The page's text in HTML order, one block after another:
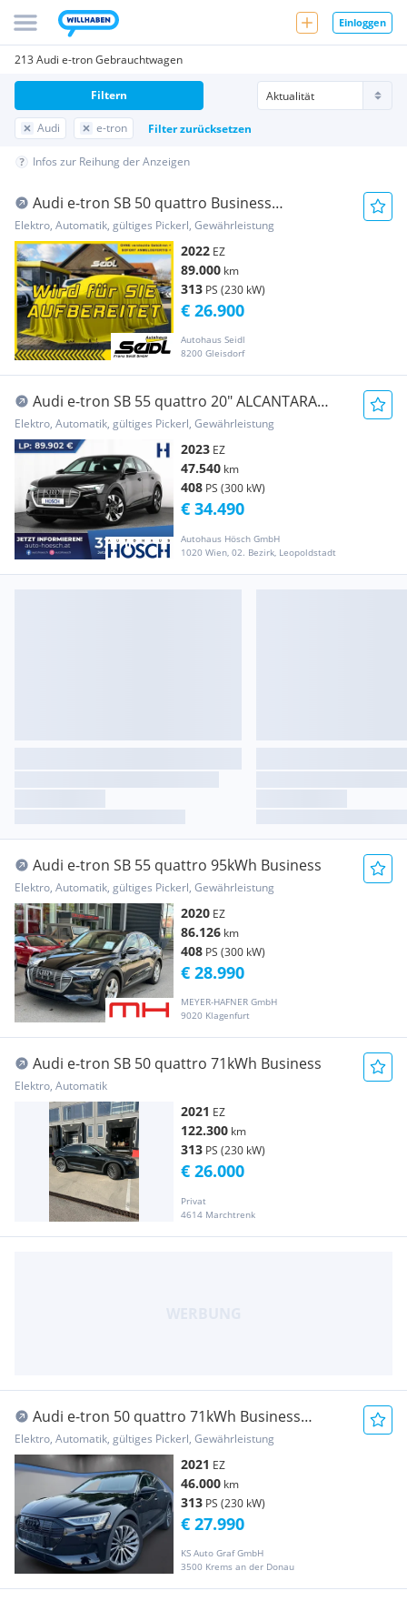
Einloggen
213 Audi e-tron Gebrauchtwagen
Audi e-tron Filter zurücksetzen
Filtern
Infos zur Reihung der Anzeigen
Audi e-tron SB 50 quattro Business
*MATRIX+NAVI+VIRT...
Elektro, Automatik, gültiges Pickerl, Gewährleistung
2022 EZ
89.000 km
313 PS (230 kW)
Autohaus Seidl
8200 Gleisdorf
€ 26.900
Audi e-tron SB 55 quattro 20" ALCANTARA
ERSTBESITZ
Elektro, Automatik, gültiges Pickerl, Gewährleistung
2023 EZ
47.540 km
408 PS (300 kW)
Autohaus Hösch GmbH
1020 Wien, 02. Bezirk, Leopoldstadt
€ 34.490
Audi e-tron SB 55 quattro 95kWh Business
Elektro, Automatik, gültiges Pickerl, Gewährleistung
2020 EZ
86.126 km
408 PS (300 kW)
MEYER-HAFNER GmbH
9020 Klagenfurt
€ 28.990
Audi e-tron SB 50 quattro 71kWh Business
Elektro, Automatik
2021 EZ
122.300 km
313 PS (230 kW)
Privat
4614 Marchtrenk
€ 26.000
Audi e-tron 50 quattro 71kWh Business
*Alcantara*Vir...
Elektro, Automatik, gültiges Pickerl, Gewährleistung
2021 EZ
46.000 km
313 PS (230 kW)
KS Auto Graf GmbH
3500 Krems an der Donau
€ 27.990